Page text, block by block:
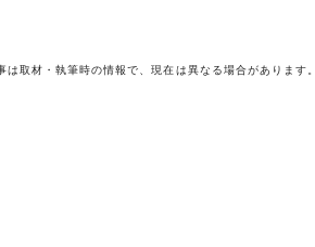
は取材・執筆時の情報で、現在は異なる場合があります。